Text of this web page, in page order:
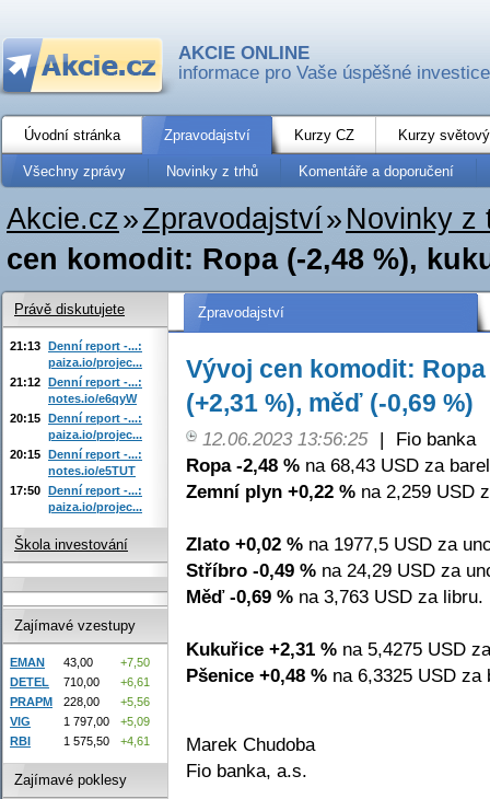
AKCIE ONLINE
informace pro Vaše úspěšné investice
Úvodní stránka Zpravodajství Kurzy CZ Kurzy
Všechny zprávy Novinky z trhů Komentáře a doporučení
Akcie.cz»Zpravodajství» Novinky z
cen komodit: Ropa (-2,48 %),
Zpravodajství
Vývoj cen komodit:
(+2,31 %), měď (-0,69 %)
12.06.2023 13:56:25 |
Fio banka
Ropa -2,48 % na 68,43 USD za
Zemní plyn +0,22 % na 2,259 USD
Zlato +0,02 % na 1977,5 USD za
Stříbro -0,49 % na 24,29 USD za
Měď -0,69 % na 3,763 USD za libru.
Kukuřice +2,31 % na 5,4275 USD
Pšenice +0,48 % na 6,3325 USD za
Marek Chudoba
Fio banka, a.s.
Právě diskutujete
21:13 Denní report -...:
paiza.io/projec...
21:12 Denní report -...:
notes.io/e6qyW
20:15 Denní report -...:
paiza.io/projec...
20:15 Denní report -...:
notes.io/e5TUT
17:50 Denní report -...:
paiza.io/projec...
Škola investování
Zajímavé vzestupy
EMAN 43,00
+7,50
DETEL
710,00
+6,61
PRAPM
228,00
+5,56
VIG
1 797,00
+5,09
RBI
1 575,50 +4,61
Zajímavé poklesy